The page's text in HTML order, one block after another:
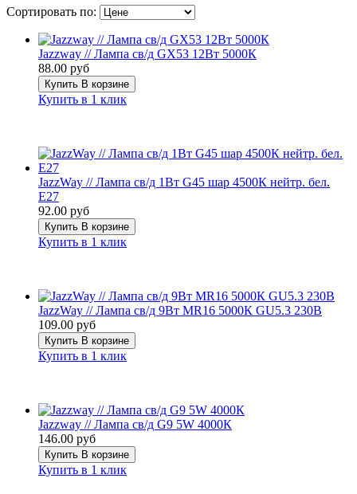
Сортировать по:
Jazzway // Лампа св/д GX53 12Вт 5000К
88.00 руб
Купить В корзине
Купить в 1 клик
JazzWay // Лампа св/д 1Вт G45 шар 4500К нейтр. бел.
E27
92.00 руб
Купить В корзине
Купить в 1 клик
JazzWay // Лампа св/д 9Вт MR16 5000К GU5.3 230В
109.00 руб
Купить В корзине
Купить в 1 клик
Jazzway // Лампа св/д G9 5W 4000К
146.00 руб
Купить В корзине
Купить в 1 клик